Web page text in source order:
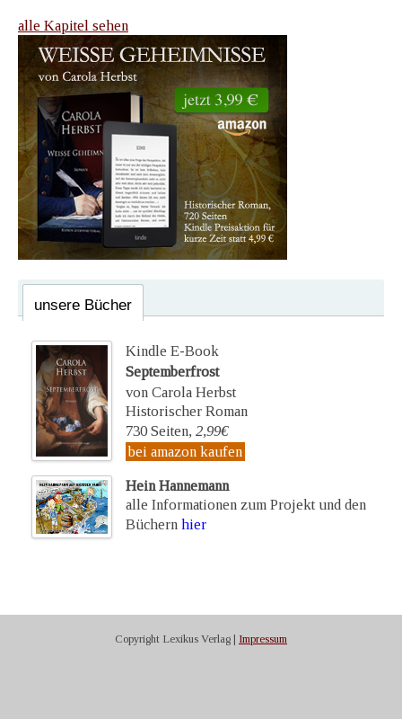
alle Kapitel sehen
unsere Bücher
Kindle E-Book
Septemberfrost
von Carola Herbst
Historischer Roman
730 Seiten, 2,99€
bei amazon kaufen
Hein Hannemann
alle Informationen zum Projekt und den
Büchern hier
Copyright Lexikus Verlag | Impressum